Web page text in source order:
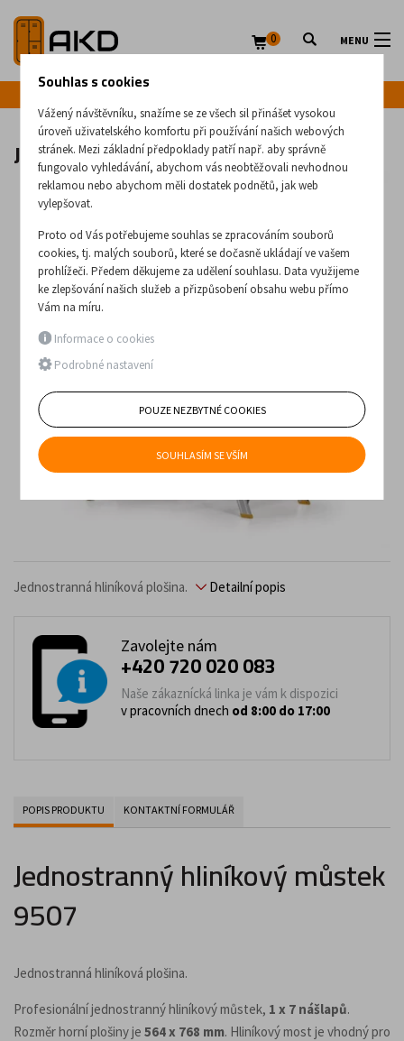
MENU
0
Jednostranný hliníkový můstek 9507
Jednostranná hliníková plošina. Detailní popis
Zavolejte nám
+420 720 020 083
Naše zákaznícká linka je vám k dispozici
v pracovních dnech od 8:00 do 17:00
POPIS PRODUKTU KONTAKTNÍ FORMULÁŘ
Jednostranný hliníkový můstek
9507
Jednostranná hliníková plošina.
Profesionální jednostranný hliníkový můstek, 1 x 7 nášlapů.
Rozměr horní plošiny je 564 x 768 mm. Hliníkový most je vhodný pro
Souhlas s cookies
Vážený návštěvníku, snažíme se ze všech sil přinášet vysokou
úroveň uživatelského komfortu při používání našich webových
stránek. Mezi základní předpoklady patří např. aby správně
fungovalo vyhledávání, abychom vás neobtěžovali nevhodnou
reklamou nebo abychom měli dostatek podnětů, jak web
vylepšovat.
Proto od Vás potřebujeme souhlas se zpracováním souborů
cookies, tj. malých souborů, které se dočasně ukládají ve vašem
prohlížeči. Předem děkujeme za udělení souhlasu. Data využijeme
ke zlepšování našich služeb a přizpůsobení obsahu webu přímo
Vám na míru.
Informace o cookies
Podrobné nastavení
POUZE NEZBYTNÉ COOKIES
SOUHLASÍM SE VŠÍM